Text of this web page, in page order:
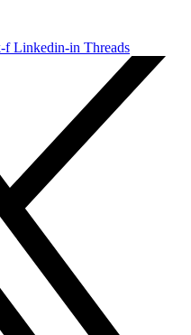
f Linkedin-in Threads